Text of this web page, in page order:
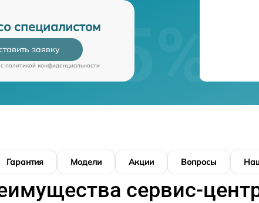
специалистом
заявку
политикой конфиденциальности
Гарантия Модели Акции Вопросы
сервис-